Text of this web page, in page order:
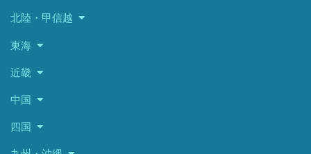
北陸・甲信越
東海
近畿
中国
四国